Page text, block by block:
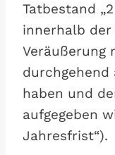
Tatbestand
innerhalb
Veräußerung
haben und
aufgegeben
Jahresfrist“).